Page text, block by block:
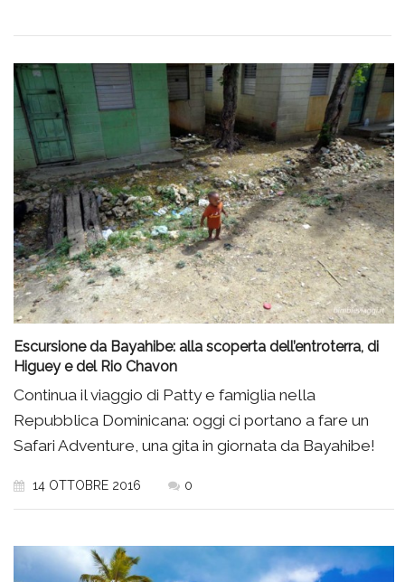
Escursione da Bayahibe: alla scoperta dell’entroterra, di
Higuey e del Rio Chavon
Continua il viaggio di Patty e famiglia nella
Repubblica Dominicana: oggi ci portano a fare un
Safari Adventure, una gita in giornata da Bayahibe!
14 OTTOBRE 2016 0